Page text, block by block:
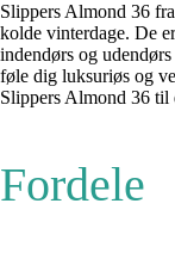
Slippers Almond 36
kolde vinterdage. De
indendørs og
føle dig luksuriøs og
Slippers Almond 36 til
Fordele